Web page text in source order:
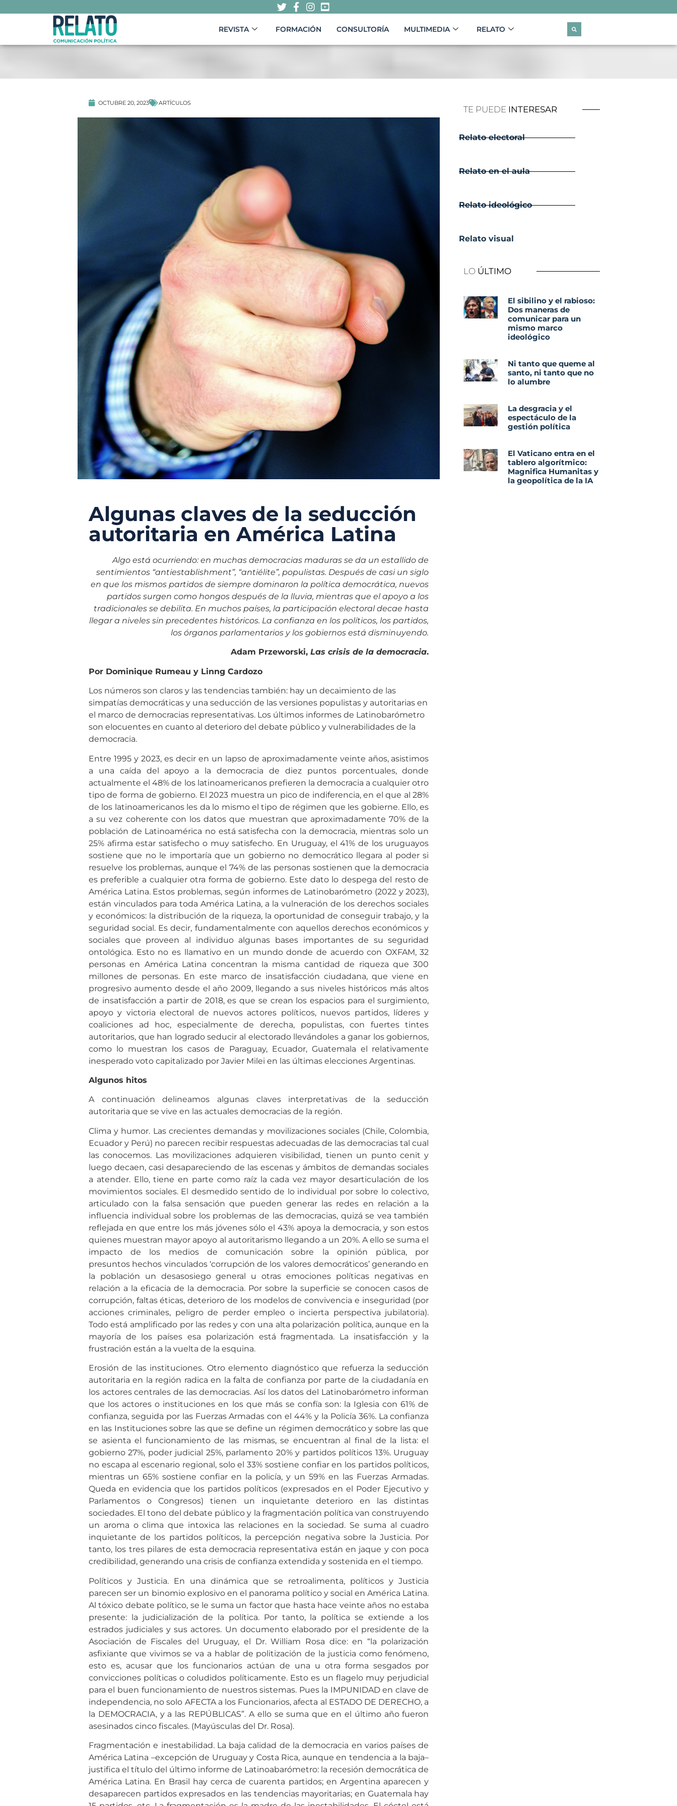
REVISTA FORMACIÓN CONSULTORÍA MULTIMEDIA RELATO
OCTUBRE 20, 2023 ARTÍCULOS
Algunas claves de la seducción
autoritaria en América Latina
Algo está ocurriendo: en muchas democracias maduras se da un estallido de
sentimientos “antiestablishment”, “antiélite”, populistas. Después de casi un siglo
en que los mismos partidos de siempre dominaron la política democrática, nuevos
partidos surgen como hongos después de la lluvia, mientras que el apoyo a los
tradicionales se debilita. En muchos países, la participación electoral decae hasta
llegar a niveles sin precedentes históricos. La confianza en los políticos, los partidos,
los órganos parlamentarios y los gobiernos está disminuyendo.
Adam Przeworski,Las crisis de la democracia.
Por Dominique Rumeau y Linng Cardozo
Los números son claros y las tendencias también: hay un decaimiento de las
simpatías democráticas y una seducción de las versiones populistas y autoritarias en
el marco de democracias representativas. Los últimos informes de Latinobarómetro
son elocuentes en cuanto al deterioro del debate público y vulnerabilidades de la
democracia.
Entre 1995 y 2023, es decir en un lapso de aproximadamente veinte años, asistimos
a una caída del apoyo a la democracia de diez puntos porcentuales, donde
actualmente el 48% de los latinoamericanos prefieren la democracia a cualquier otro
tipo de forma de gobierno. El 2023 muestra un pico de indiferencia, en el que al 28%
de los latinoamericanos les da lo mismo el tipo de régimen que les gobierne. Ello, es
a su vez coherente con los datos que muestran que aproximadamente 70% de la
población de Latinoamérica no está satisfecha con la democracia, mientras solo un
25% afirma estar satisfecho o muy satisfecho. En Uruguay, el 41% de los uruguayos
sostiene que no le importaría que un gobierno no democrático llegara al poder si
resuelve los problemas, aunque el 74% de las personas sostienen que la democracia
es preferible a cualquier otra forma de gobierno. Este dato lo despega del resto de
América Latina. Estos problemas, según informes de Latinobarómetro (2022 y 2023),
están vinculados para toda América Latina, a la vulneración de los derechos sociales
y económicos: la distribución de la riqueza, la oportunidad de conseguir trabajo, y la
seguridad social. Es decir, fundamentalmente con aquellos derechos económicos y
sociales que proveen al individuo algunas bases importantes de su seguridad
ontológica. Esto no es llamativo en un mundo donde de acuerdo con OXFAM, 32
personas en América Latina concentran la misma cantidad de riqueza que 300
millones de personas. En este marco de insatisfacción ciudadana, que viene en
progresivo aumento desde el año 2009, llegando a sus niveles históricos más altos
de insatisfacción a partir de 2018, es que se crean los espacios para el surgimiento,
apoyo y victoria electoral de nuevos actores políticos, nuevos partidos, líderes y
coaliciones ad hoc, especialmente de derecha, populistas, con fuertes tintes
autoritarios, que han logrado seducir al electorado llevándoles a ganar los gobiernos,
como lo muestran los casos de Paraguay, Ecuador, Guatemala el relativamente
inesperado voto capitalizado por Javier Milei en las últimas elecciones Argentinas.
Algunos hitos
A continuación delineamos algunas claves interpretativas de la seducción
autoritaria que se vive en las actuales democracias de la región.
Clima y humor. Las crecientes demandas y movilizaciones sociales (Chile, Colombia,
Ecuador y Perú) no parecen recibir respuestas adecuadas de las democracias tal cual
las conocemos. Las movilizaciones adquieren visibilidad, tienen un punto cenit y
luego decaen, casi desapareciendo de las escenas y ámbitos de demandas sociales
a atender. Ello, tiene en parte como raíz la cada vez mayor desarticulación de los
movimientos sociales. El desmedido sentido de lo individual por sobre lo colectivo,
articulado con la falsa sensación que pueden generar las redes en relación a la
influencia individual sobre los problemas de las democracias, quizá se vea también
reflejada en que entre los más jóvenes sólo el 43% apoya la democracia, y son estos
quienes muestran mayor apoyo al autoritarismo llegando a un 20%. A ello se suma el
impacto de los medios de comunicación sobre la opinión pública, por
presuntos hechos vinculados ‘corrupción de los valores democráticos’ generando en
la población un desasosiego general u otras emociones políticas negativas en
relación a la eficacia de la democracia. Por sobre la superficie se conocen casos de
corrupción, faltas éticas, deterioro de los modelos de convivencia e inseguridad (por
acciones criminales, peligro de perder empleo o incierta perspectiva jubilatoria).
Todo está amplificado por las redes y con una alta polarización política, aunque en la
mayoría de los países esa polarización está fragmentada. La insatisfacción y la
frustración están a la vuelta de la esquina.
Erosión de las instituciones. Otro elemento diagnóstico que refuerza la seducción
autoritaria en la región radica en la falta de confianza por parte de la ciudadanía en
los actores centrales de las democracias. Así los datos del Latinobarómetro informan
que los actores o instituciones en los que más se confía son: la Iglesia con 61% de
confianza, seguida por las Fuerzas Armadas con el 44% y la Policía 36%. La confianza
en las Instituciones sobre las que se define un régimen democrático y sobre las que
se asienta el funcionamiento de las mismas, se encuentran al final de la lista: el
gobierno 27%, poder judicial 25%, parlamento 20% y partidos políticos 13%. Uruguay
no escapa al escenario regional, solo el 33% sostiene confiar en los partidos políticos,
mientras un 65% sostiene confiar en la policía, y un 59% en las Fuerzas Armadas.
Queda en evidencia que los partidos políticos (expresados en el Poder Ejecutivo y
Parlamentos o Congresos) tienen un inquietante deterioro en las distintas
sociedades. El tono del debate público y la fragmentación política van construyendo
un aroma o clima que intoxica las relaciones en la sociedad. Se suma al cuadro
inquietante de los partidos políticos, la percepción negativa sobre la Justicia. Por
tanto, los tres pilares de esta democracia representativa están en jaque y con poca
credibilidad, generando una crisis de confianza extendida y sostenida en el tiempo.
Políticos y Justicia. En una dinámica que se retroalimenta, políticos y Justicia
parecen ser un binomio explosivo en el panorama político y social en América Latina.
Al tóxico debate político, se le suma un factor que hasta hace veinte años no estaba
presente: la judicialización de la política. Por tanto, la política se extiende a los
estrados judiciales y sus actores. Un documento elaborado por el presidente de la
Asociación de Fiscales del Uruguay, el Dr. William Rosa dice: en “la polarización
asfixiante que vivimos se va a hablar de politización de la justicia como fenómeno,
esto es, acusar que los funcionarios actúan de una u otra forma sesgados por
convicciones políticas o coludidos políticamente. Esto es un flagelo muy perjudicial
para el buen funcionamiento de nuestros sistemas. Pues la IMPUNIDAD en clave de
independencia, no solo AFECTA a los Funcionarios, afecta al ESTADO DE DERECHO, a
la DEMOCRACIA, y a las REPÚBLICAS”. A ello se suma que en el último año fueron
asesinados cinco fiscales. (Mayúsculas del Dr. Rosa).
Fragmentación e inestabilidad. La baja calidad de la democracia en varios países de
América Latina –excepción de Uruguay y Costa Rica, aunque en tendencia a la baja–
justifica el título del último informe de Latinoabarómetro: la recesión democrática de
América Latina. En Brasil hay cerca de cuarenta partidos; en Argentina aparecen y
desaparecen partidos expresados en las tendencias mayoritarias; en Guatemala hay
TE PUEDE INTERESAR
Relato electoral
Relato en el aula
Relato ideológico
Relato visual
LO ÚLTIMO
El sibilino y el rabioso:
Dos maneras de
comunicar para un
mismo marco
ideológico
Ni tanto que queme al
santo, ni tanto que no
lo alumbre
La desgracia y el
espectáculo de la
gestión política
El Vaticano entra en el
tablero algorítmico:
Magnifica Humanitas y
la geopolítica de la IA